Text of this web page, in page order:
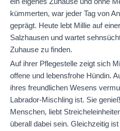
kümmerten, war jeder Tag von
geprägt. Heute lebt Millie auf
Salzhausen und wartet
Zuhause zu finden.
Auf ihrer Pflegestelle zeigt sich
offene und lebensfrohe Hündin.
ihres freundlichen Wesens
Labrador-Mischling ist. Sie
Menschen, liebt
überall dabei sein. Gleichzeitig